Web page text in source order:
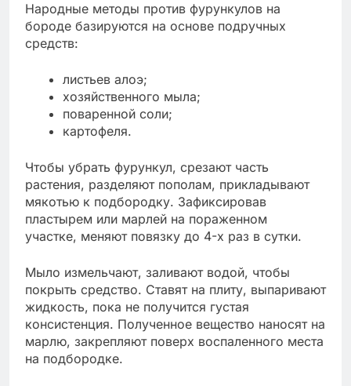
Народные методы против фурункулов на
бороде базируются на основе подручных
средств:
листьев алоэ;
хозяйственного мыла;
поваренной соли;
картофеля.
Чтобы убрать фурункул, срезают часть
растения, разделяют пополам, прикладывают
мякотью к подбородку. Зафиксировав
пластырем или марлей на пораженном
участке, меняют повязку до 4-х раз в сутки.
Мыло измельчают, заливают водой, чтобы
покрыть средство. Ставят на плиту, выпаривают
жидкость, пока не получится густая
консистенция. Полученное вещество наносят на
марлю, закрепляют поверх воспаленного места
на подбородке.